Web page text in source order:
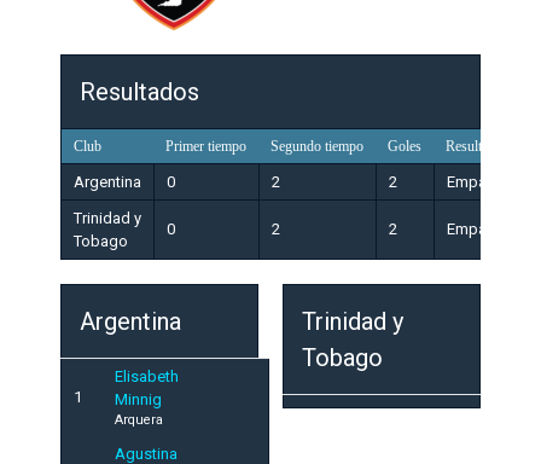
Resultados
Club Primer tiempo Segundo tiempo Goles Resultado
Argentina 0 2 2
Empate
Trinidad y
Tobago
0 2 2 Empate
Argentina
1
Elisabeth
Minnig
Arquera
Agustina
Trinidad y
Tobago